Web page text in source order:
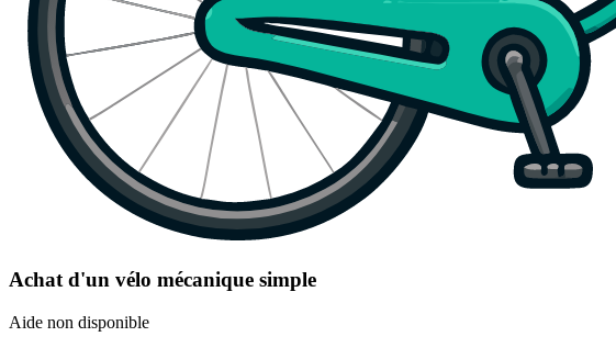
Achat d'un vélo mécanique simple
Aide non disponible